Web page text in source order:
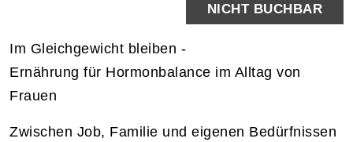
NICHT BUCHBAR
Im Gleichgewicht bleiben -
Ernährung für Hormonbalance im Alltag von
Frauen
Zwischen Job, Familie und eigenen Bedürfnissen